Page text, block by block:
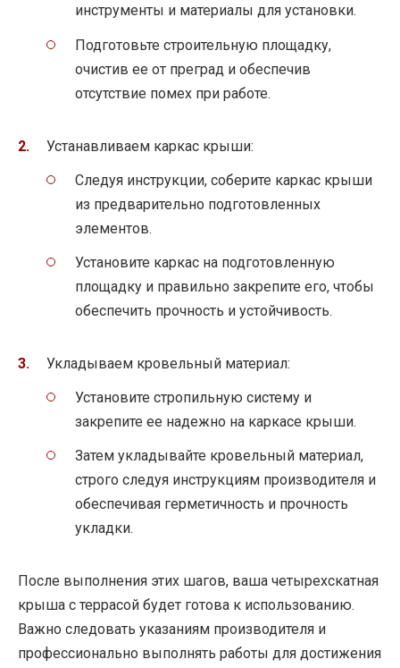
инструменты и материалы для установки.
Подготовьте строительную площадку,
очистив ее от преград и обеспечив
отсутствие помех при работе.
Устанавливаем каркас крыши:
Следуя инструкции, соберите каркас крыши
из предварительно подготовленных
элементов.
Установите каркас на подготовленную
площадку и правильно закрепите его, чтобы
обеспечить прочность и устойчивость.
Укладываем кровельный материал:
Установите стропильную систему и
закрепите ее надежно на каркасе крыши.
Затем укладывайте кровельный материал,
строго следуя инструкциям производителя и
обеспечивая герметичность и прочность
укладки.
После выполнения этих шагов, ваша четырехскатная
крыша с террасой будет готова к использованию.
Важно следовать указаниям производителя и
профессионально выполнять работы для достижения